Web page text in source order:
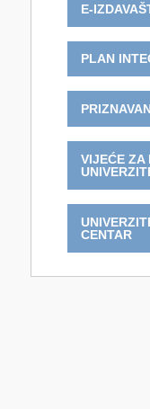
E-
PLAN
VIJEĆE ZA
CENTAR